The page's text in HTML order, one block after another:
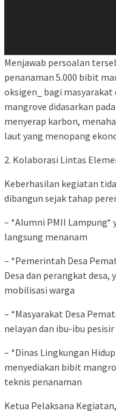
Menjawab persoalan
penanaman 5.000 bibit
oksigen_ bagi
mangrove didasarkan
menyerap karbon,
laut yang menopang
2. Kolaborasi Lintas
Keberhasilan kegiatan
dibangun sejak tahap
– *Alumni PMII Lampung*
langsung menanam
– *Pemerintah Desa
Desa dan perangkat
mobilisasi warga
– *Masyarakat Desa
nelayan dan ibu-ibu pesisir
– *Dinas Lingkungan
menyediakan bibit
teknis penanaman
Ketua Pelaksana